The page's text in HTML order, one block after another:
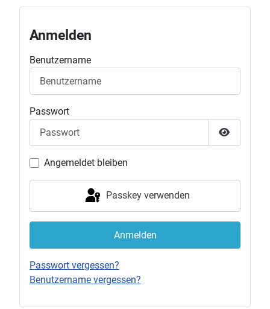
Anmelden
Benutzername
Passwort
Passwort
Angemeldet bleiben
Passkey verwenden
Anmelden
Passwort vergessen?
Benutzername vergessen?